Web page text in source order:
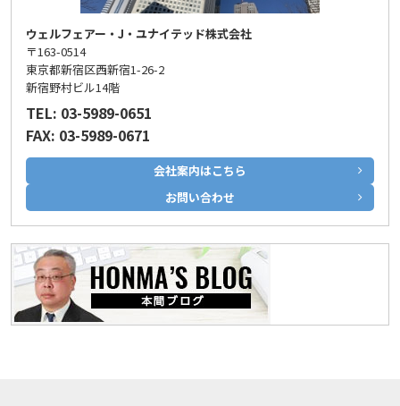
ウェルフェアー・J・ユナイテッド株式会社
〒163-0514
東京都新宿区西新宿1-26-2
新宿野村ビル14階
TEL: 03-5989-0651
FAX: 03-5989-0671
会社案内はこちら
お問い合わせ